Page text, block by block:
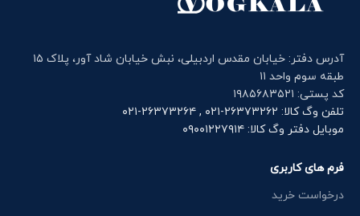
آدرس دفتر: خیابان مقدس اردبیلی، نبش خیابان شاد آور، پلاک ۱۵
طبقه سوم واحد ۱۱
کد پستی: ۱۹۸۵۶۸۳۵۲۱
تلفن وگ کالا: ۲۶۳۷۳۲۶۲-۰۲۱ , ۲۶۳۷۳۲۶۴-۰۲۱
موبایل دفتر وگ کالا: ۰۹۰۰۱۲۲۷۹۱۴
فرم های کاربری
درخواست خرید